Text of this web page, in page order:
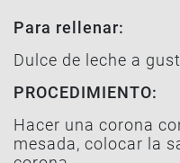
Para rellenar:
Dulce de leche a
PROCEDIMIENTO:
Hacer una corona
mesada, colocar la